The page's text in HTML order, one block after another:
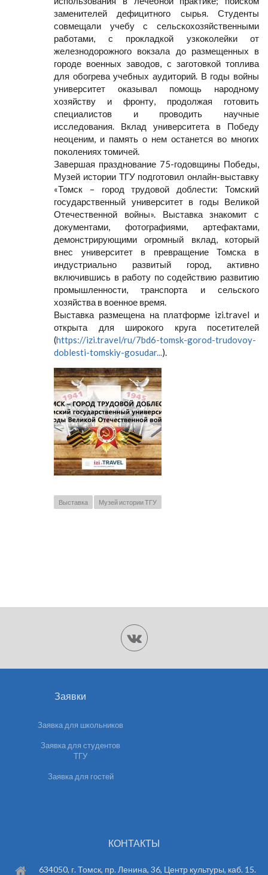
заменителей дефицитного сырья. Студенты
совмещали учебу с сельскохозяйственными
работами, с прокладкой узкоколейки от
железнодорожного вокзала до размещенных в
городе военных заводов, с заготовкой топлива
для обогрева учебных аудиторий. В годы войны
университет оказывал помощь народному
хозяйству и фронту, продолжая готовить
специалистов и проводить научные
исследования. Вклад университета в Победу
неоценим, и память о нем останется во многих
поколениях томичей.
Завершая празднование 75-годовщины Победы,
Музей истории ТГУ подготовил онлайн-выставку
«Томск – город трудовой доблести: Томский
государственный университет в годы Великой
Отечественной войны». Выставка знакомит с
документами, фотографиями, артефактами,
демонстрирующими огромный вклад, который
внес университет в превращение Томска в
индустриально развитый город, активно
включившись в работу по содействию развитию
промышленности, транспорта и сельского
хозяйства в военное время.
Выставка размещена на платформе izi.travel и
открыта для широкого круга посетителей
(https://izi.travel/ru/7bd6-tomsk-gorod-trudovoy-
doblesti-tomskiy-gosudar...).
Выставка Музей истории ТГУ
Заявки
Заявка для школьников
Заявка для студентов
ТГУ
Заявка для гостей
КОНТАКТЫ
634050, г. Томск, пр. Ленина, 36, Центр культуры, каб. 15.